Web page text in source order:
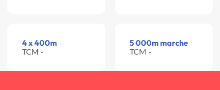
4 x 400m
TCM -
5 000m marche
TCM -